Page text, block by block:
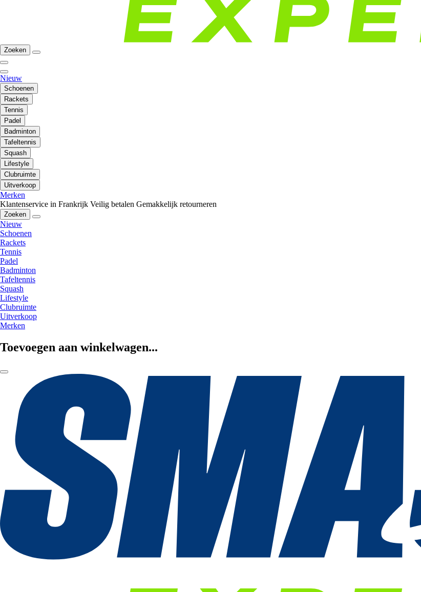
Zoeken
Nieuw
Schoenen
Rackets
Tennis
Padel
Badminton
Tafeltennis
Squash
Lifestyle
Clubruimte
Uitverkoop
Merken
Klantenservice in Frankrijk Veilig betalen Gemakkelijk retourneren
Zoeken
Nieuw
Schoenen
Rackets
Tennis
Padel
Badminton
Tafeltennis
Squash
Lifestyle
Clubruimte
Uitverkoop
Merken
Toevoegen aan winkelwagen...